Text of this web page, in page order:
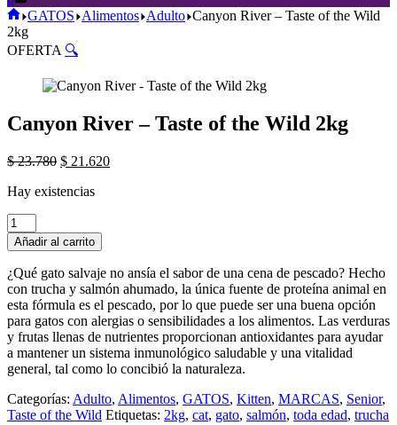
de
compra
Inicio
GATOS Alimentos Adulto Canyon River – Taste of the Wild
2kg
OFERTA 🔍
Canyon River – Taste of the Wild 2kg
$23.780 El
original
$ 21.620El
Hay existencias
Canyon
River
-
Taste
of
the
Wild
2kg
cantidad
Añadir al carrito
¿Qué gato salvaje no ansía el sabor de una cena de pescado? Hecho
con trucha y salmón ahumado, la única fuente de proteína animal en
esta fórmula es el pescado, por lo que puede ser una buena opción
para gatos con alergias o sensibilidades a los alimentos. Las verduras
y frutas llenas de nutrientes proporcionan antioxidantes para ayudar
a mantener un sistema inmunológico saludable y una vitalidad
general, tal como lo concibió la naturaleza.
Categorías: Adulto, Alimentos, GATOS, Kitten, MARCAS, Senior,
Taste of the Wild Etiquetas: 2kg, cat, gato, salmón, toda edad, trucha